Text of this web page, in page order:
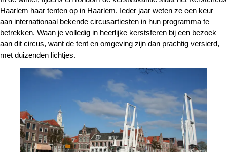
Haarlem haar tenten op in Haarlem. Ieder jaar weten ze een keur
aan internationaal bekende circusartiesten in hun programma te
betrekken. Waan je volledig in heerlijke kerstsferen bij een bezoek
aan dit circus, want de tent en omgeving zijn dan prachtig versierd,
met duizenden lichtjes.